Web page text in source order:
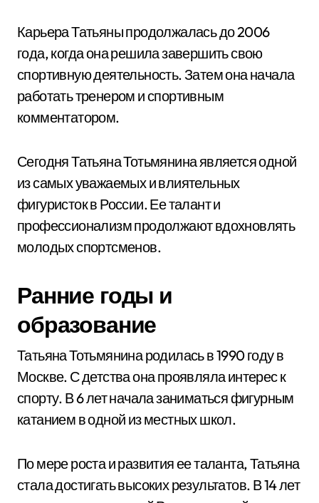
Карьера Татьяны продолжалась до 2006
года, когда она решила завершить свою
спортивную деятельность. Затем она начала
работать тренером и спортивным
комментатором.
Сегодня Татьяна Тотьмянина является одной
из самых уважаемых и влиятельных
фигуристок в России. Ее талант и
профессионализм продолжают вдохновлять
молодых спортсменов.
Ранние годы и
образование
Татьяна Тотьмянина родилась в 1990 году в
Москве. С детства она проявляла интерес к
спорту. В 6 лет начала заниматься фигурным
катанием в одной из местных школ.
По мере роста и развития ее таланта, Татьяна
стала достигать высоких результатов. В 14 лет